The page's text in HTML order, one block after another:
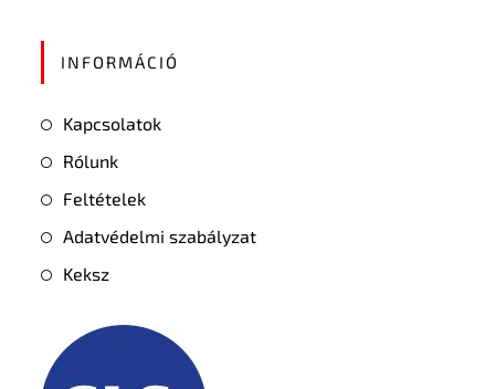
INFORMÁCIÓ
Kapcsolatok
Rólunk
Feltételek
Adatvédelmi szabályzat
Keksz